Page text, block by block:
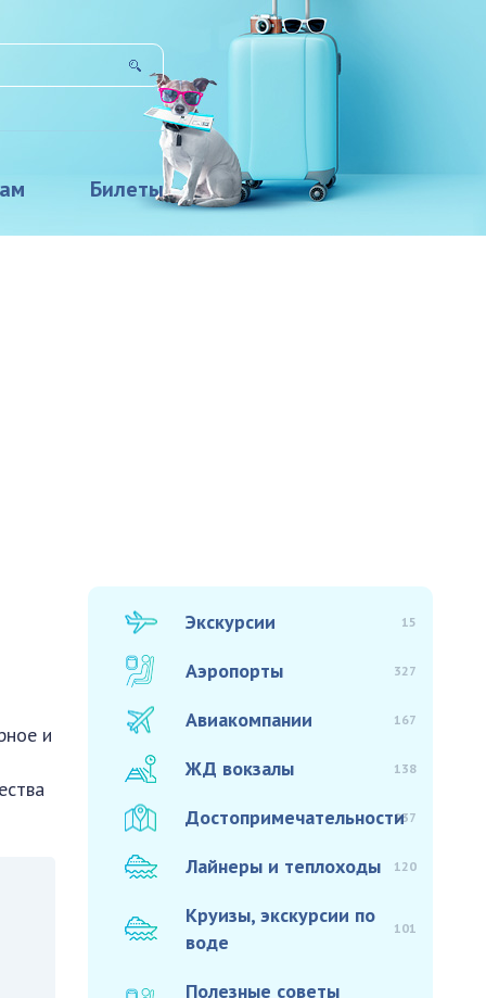
Билеты
и
Экскурсии 15
Аэропорты 327
Авиакомпании 167
ЖД вокзалы 138
Достопримечательности937
Лайнеры и теплоходы 120
Круизы, экскурсии по
воде
101
Полезные советы